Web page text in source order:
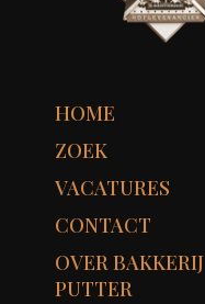
HOME
ZOEK
VACATURES
CONTACT
OVER BAKKERIJ
PUTTER